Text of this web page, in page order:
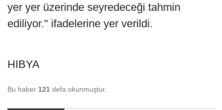
yer yer üzerinde seyredeceği tahmin
ediliyor." ifadelerine yer verildi.
HIBYA
Bu haber 121 defa okunmuştur.